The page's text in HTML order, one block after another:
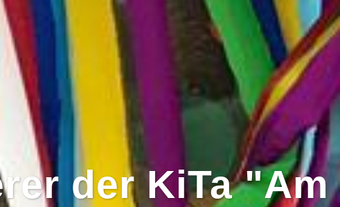
der KiTa "Am